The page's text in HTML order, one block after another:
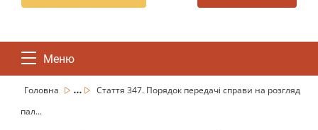
Меню
Головна ...
Стаття 347. Порядок передачі справи на розгляд
пал...